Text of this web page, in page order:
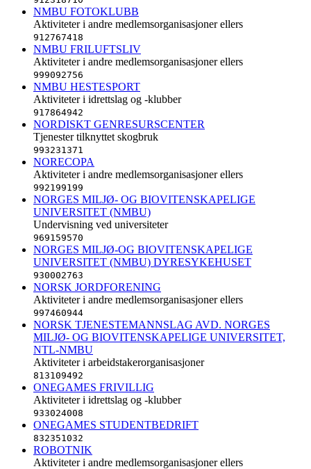
NMBU FOTOKLUBB
Aktiviteter i andre medlemsorganisasjoner ellers
912767418
NMBU FRILUFTSLIV
Aktiviteter i andre medlemsorganisasjoner ellers
999092756
NMBU HESTESPORT
Aktiviteter i idrettslag og -klubber
917864942
NORDISKT GENRESURSCENTER
Tjenester tilknyttet skogbruk
993231371
NORECOPA
Aktiviteter i andre medlemsorganisasjoner ellers
992199199
NORGES MILJØ- OG BIOVITENSKAPELIGE
UNIVERSITET (NMBU)
Undervisning ved universiteter
969159570
NORGES MILJØ-OG BIOVITENSKAPELIGE
UNIVERSITET (NMBU) DYRESYKEHUSET
930002763
NORSK JORDFORENING
Aktiviteter i andre medlemsorganisasjoner ellers
997460944
NORSK TJENESTEMANNSLAG AVD. NORGES
MILJØ- OG BIOVITENSKAPELIGE UNIVERSITET,
NTL-NMBU
Aktiviteter i arbeidstakerorganisasjoner
813109492
ONEGAMES FRIVILLIG
Aktiviteter i idrettslag og -klubber
933024008
ONEGAMES STUDENTBEDRIFT
832351032
ROBOTNIK
Aktiviteter i andre medlemsorganisasjoner ellers